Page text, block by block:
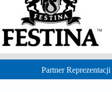
Partner